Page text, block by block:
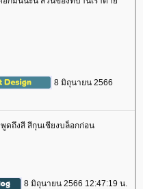
8 มิถุนายน 2566
ถึงสี สีกุนเชียงบล็อกก่อน
8 มิถุนายน 2566 12:47:19 น.